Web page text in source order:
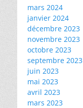
mars 2024
janvier 2024
décembre 2023
novembre 2023
octobre 2023
septembre 2023
juin 2023
mai 2023
avril 2023
mars 2023